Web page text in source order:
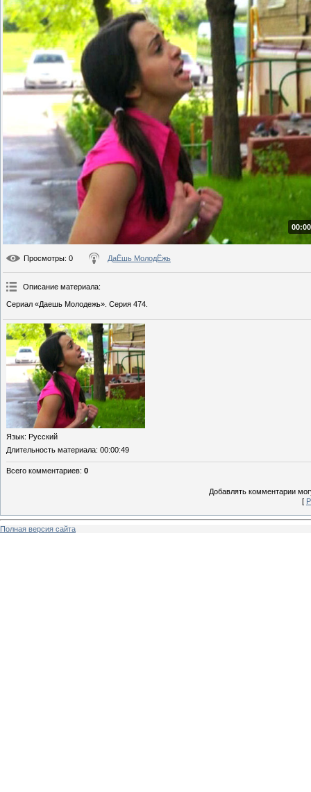
Просмотры: 0 ДаЁшь МолодЁжь
Описание материала:
Сериал «Даешь Молодежь». Серия 474.
Язык: Русский
Длительность материала: 00:00:49
Всего комментариев: 0
Добавлять комментарии
[
Полная версия сайта